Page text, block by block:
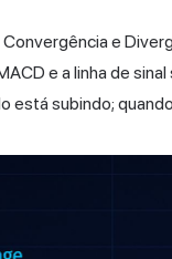
e
e a linha de
está subindo;